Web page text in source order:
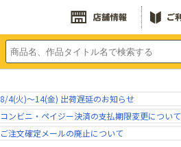
8/4(火)～14(金) 出荷遅延のお知らせ
コンビニ・ペイジー決済の支払期限変更について
ご注文確定メールの廃止について